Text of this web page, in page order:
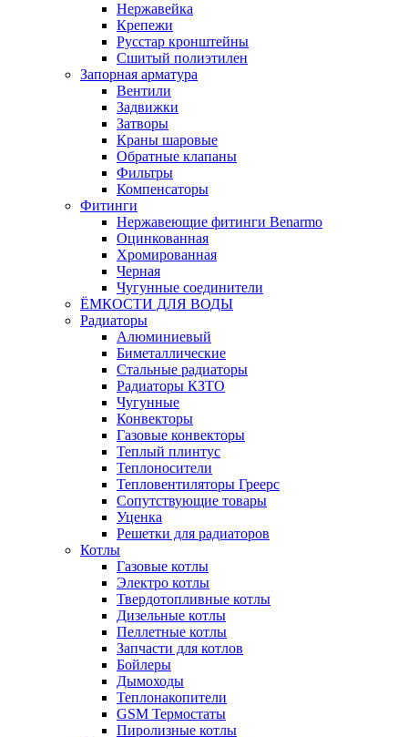
Нержавейка
Крепежи
Русстар кронштейны
Сшитый полиэтилен
Запорная арматура
Вентили
Задвижки
Затворы
Краны шаровые
Обратные клапаны
Фильтры
Компенсаторы
Фитинги
Нержавеющие фитинги Benarmo
Оцинкованная
Хромированная
Черная
Чугунные соединители
ЁМКОСТИ ДЛЯ ВОДЫ
Радиаторы
Алюминиевый
Биметаллические
Стальные радиаторы
Радиаторы КЗТО
Чугунные
Конвекторы
Газовые конвекторы
Теплый плинтус
Теплоносители
Тепловентиляторы Греерс
Сопутствующие товары
Уценка
Решетки для радиаторов
Котлы
Газовые котлы
Электро котлы
Твердотопливные котлы
Дизельные котлы
Пеллетные котлы
Запчасти для котлов
Бойлеры
Дымоходы
Теплонакопители
GSM Термостаты
Пиролизные котлы